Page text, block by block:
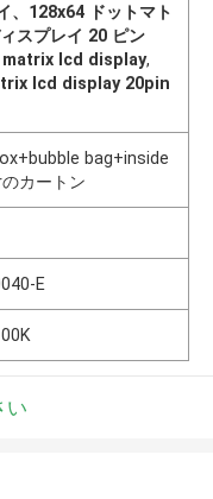
、128x64 ドットマト
スプレイ 20 ピン
lcd display,
lcd display 20pin
bag+inside
カートン
E
い